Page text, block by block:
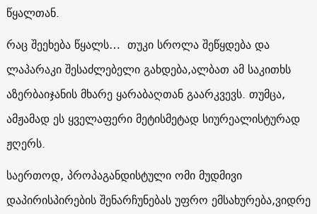
წყალთან.
რაც შეეხება წყალს… თუკი სროლა შეწყდება და
ლაპარაკი შესაძლებელი გახდება,ალბათ ამ საკითხს
აზერბაიჯანის მხარე ყარაბაღთან გაარკვევს. თუმცა,
ამჟამად ეს ყველაფერი მეტისმეტად სიურეალისტურად
ჟღერს.
საერთოდ, პროპაგანდისტული ომი მუდმივი
დაპირისპირების შენარჩუნებას უფრო ემსახურება,ვიდრე